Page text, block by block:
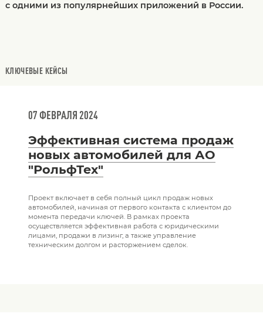
с одними из популярнейших приложений в России.
КЛЮЧЕВЫЕ КЕЙСЫ
Эффективная система продаж
новых автомобилей для АО
"РольфТех"
07 ФЕВРАЛЯ 2024
Проект включает в себя полный цикл продаж новых
автомобилей, начиная от первого контакта с клиентом до
момента передачи ключей. В рамках проекта
осуществляется эффективная работа с юридическими
лицами, продажи в лизинг, а также управление
техническим долгом и расторжением сделок.